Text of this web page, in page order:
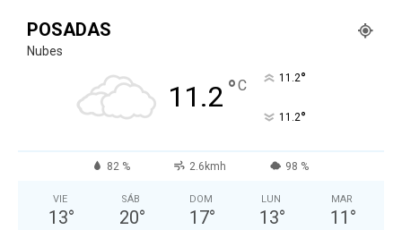
POSADAS
Nubes
11.2 °C 11.2°
11.2°
82 % 2.6kmh 98 %
VIE
13°
SÁB
20°
DOM
17°
LUN
13°
MAR
11 °